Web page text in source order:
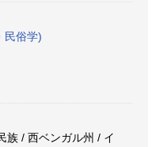
民俗学)
族 / 西ベンガル州 / イ